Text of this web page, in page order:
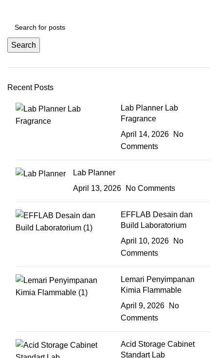
Search
Recent Posts
Lab Planner Lab
Fragrance
April 14, 2026
No
Comments
Lab Planner
April 13, 2026
No Comments
EFFLAB Desain dan
Build Laboratorium
April 10, 2026
No
Comments
Lemari Penyimpanan
Kimia Flammable
April 9, 2026
No
Comments
Acid Storage Cabinet
Standart Lab